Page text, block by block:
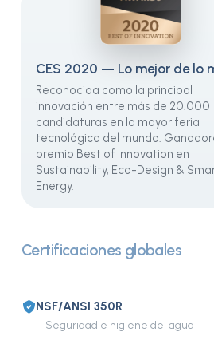
CES 2020 — Lo mejor de lo
Reconocida como la principal
innovación entre más de 20.000
candidaturas en la mayor feria
tecnológica del mundo.
premio Best of Innovation en
Sustainability, Eco-Design &
Energy.
Certificaciones globales
NSF/ANSI 350R
Seguridad e higiene del agua